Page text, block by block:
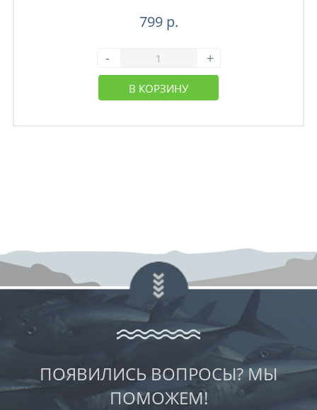
799 р.
- +
В КОРЗИНУ
ПОЯВИЛИСЬ ВОПРОСЫ? МЫ
ПОМОЖЕМ!